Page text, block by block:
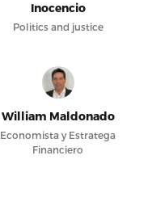
Inocencio
Politics and justice
William Maldonado
Economista y Estratega
Financiero